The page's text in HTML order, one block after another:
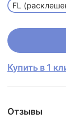
FL
Купить в 1
Отзывы